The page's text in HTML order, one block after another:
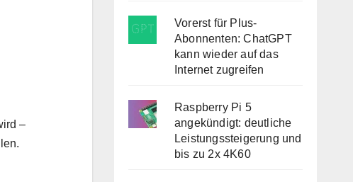
–
Vorerst für Plus-
Abonnenten: ChatGPT
kann wieder auf das
Internet zugreifen
Raspberry Pi 5
angekündigt: deutliche
Leistungssteigerung und
bis zu 2x 4K60